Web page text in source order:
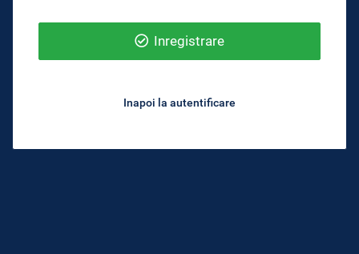
Inregistrare
Inapoi la autentificare